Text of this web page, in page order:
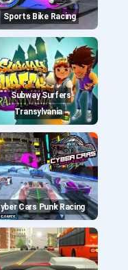
Sports Bike Racing
Subway Surfers
Transylvania
Cyber Cars Punk Racing